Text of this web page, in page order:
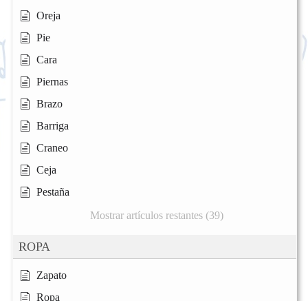
Oreja
Pie
Cara
Piernas
Brazo
Barriga
Craneo
Ceja
Pestaña
Mostrar artículos restantes (39)
ROPA
Zapato
Ropa